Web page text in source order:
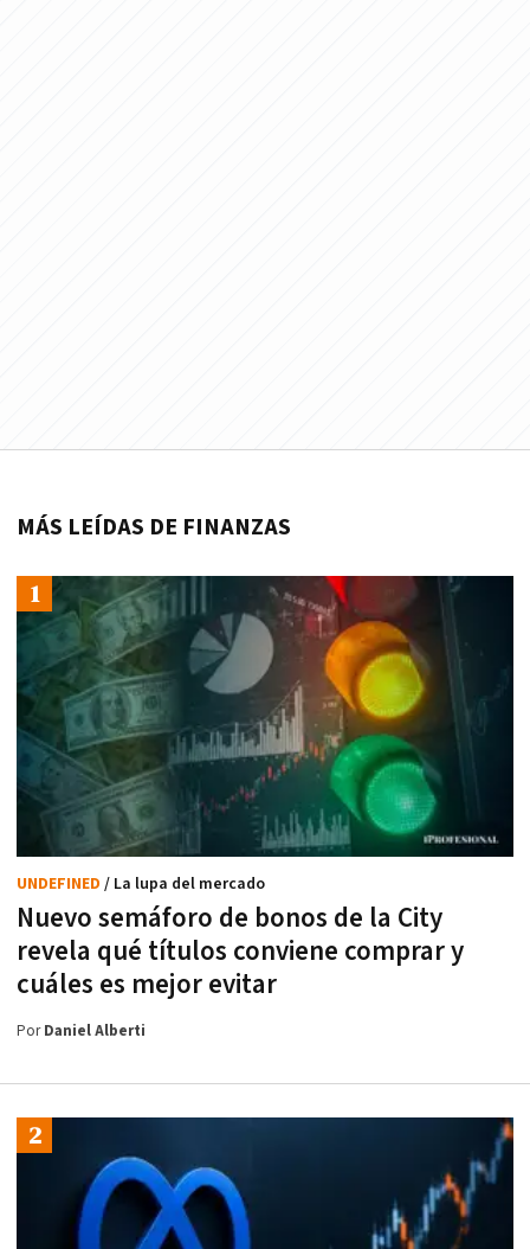
MÁS LEÍDAS DE FINANZAS
Nuevo semáforo de bonos de la City
revela qué títulos conviene comprar y
cuáles es mejor evitar
UNDEFINED / La lupa del mercado
PorDaniel Alberti